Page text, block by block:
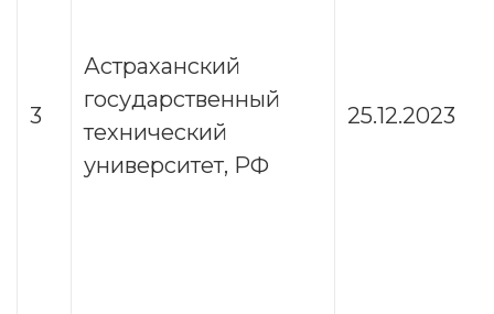
3
Астраханский
государственный
технический
университет, РФ
25.12.2023